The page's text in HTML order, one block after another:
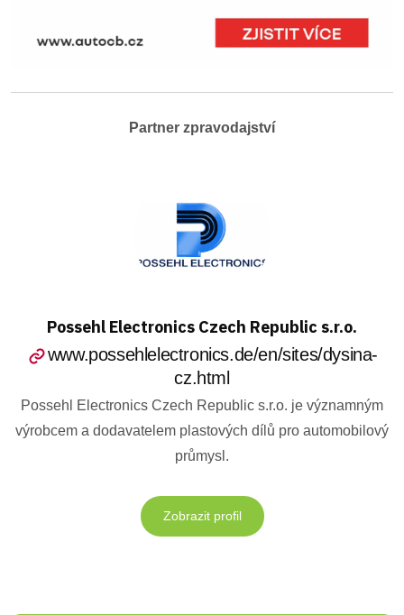
Partner zpravodajství
Possehl Electronics Czech Republic s.r.o.
www.possehlelectronics.de/en/sites/dysina-
cz.html
Possehl Electronics Czech Republic s.r.o. je významným
výrobcem a dodavatelem plastových dílů pro automobilový
průmysl.
Zobrazit profil